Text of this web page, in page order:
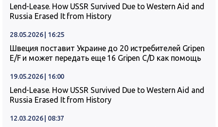
Lend-Lease. How USSR Survived Due to Western Aid and
Russia Erased It from History
28.05.2026 | 16:25
Швеция поставит Украине до 20 истребителей Gripen
E/F и может передать еще 16 Gripen C/D как помощь
19.05.2026 | 16:00
Lend-Lease. How USSR Survived Due to Western Aid and
Russia Erased It from History
12.03.2026 | 08:37